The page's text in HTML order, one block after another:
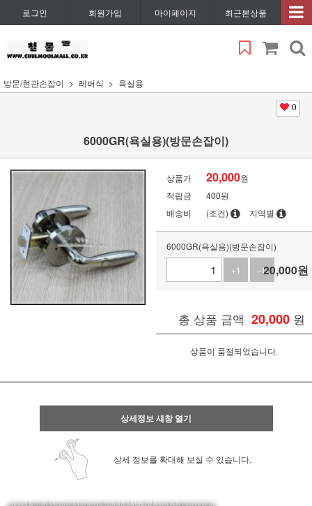
로그인 회원가입 마이페이지 최근본상품
방문/현관손잡이 레버식 욕실용
0
6000GR(욕실용)(방문손잡이)
상품가 20,000원
적립금
400원
배송비
(조건) 지역별
6000GR(욕실용)(방문손잡이)
+1
-120,000원
총 상품 금액 20,000 원
상품이 품절되었습니다.
상세정보 새창 열기
상세 정보를 확대해 보실 수 있습니다.